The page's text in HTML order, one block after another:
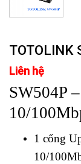
TOTOLINK
Liên hệ
SW504P
10/
1 cổng
10/